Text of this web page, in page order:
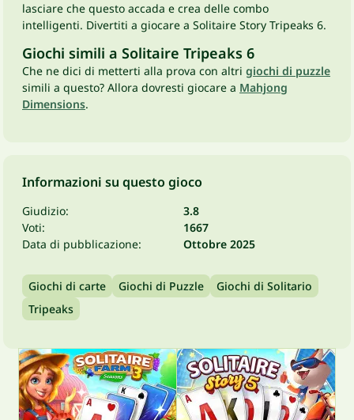
lasciare che questo accada e crea delle combo
intelligenti. Divertiti a giocare a Solitaire Story Tripeaks 6.
Giochi simili a Solitaire Tripeaks 6
Che ne dici di metterti alla prova con altri giochi di puzzle
simili a questo? Allora dovresti giocare a Mahjong
Dimensions.
Informazioni su questo gioco
Giudizio:
3.8
Voti:
1667
Data di pubblicazione:
Ottobre 2025
Giochi di carte Giochi di Puzzle
Giochi di Solitario
Tripeaks